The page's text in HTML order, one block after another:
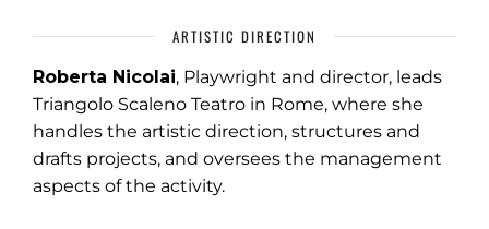
ARTISTIC DIRECTION
Roberta Nicolai, Playwright and director, leads
Triangolo Scaleno Teatro in Rome, where she
handles the artistic direction, structures and
drafts projects, and oversees the management
aspects of the activity.